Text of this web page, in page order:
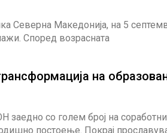
Северна Македонија, на 5
Според возрасната
на
со голем број на
постоење. Покрај